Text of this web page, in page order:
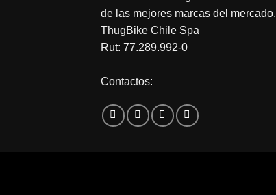
de las mejores marcas del mercado.
ThugBike Chile Spa
Rut: 77.289.992-0
Contactos: